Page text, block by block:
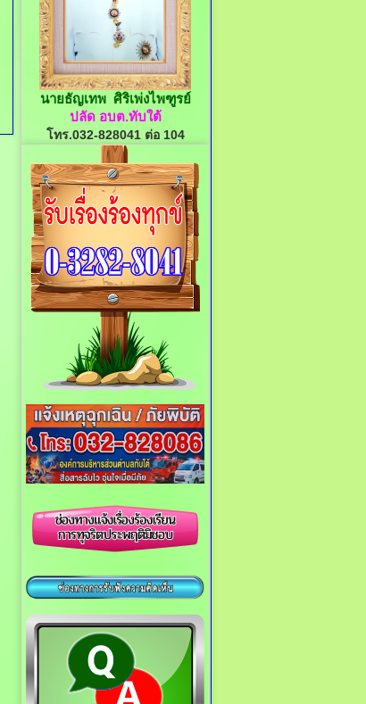
นายธัญเทพ ศิริเพ่งไพฑูรย์
ปลัด อบต.ทับใต้
โทร.032-828041 ต่อ 104